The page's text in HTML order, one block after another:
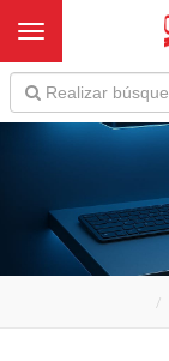
Toggle navigation